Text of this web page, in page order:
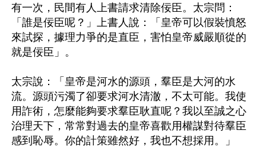
有一次，民間有人上書請求清除佞臣。太宗問：
「誰是佞臣呢？」上書人說：「皇帝可以假裝憤怒
來試探，據理力爭的是直臣，害怕皇帝威嚴順從的
就是佞臣」。
太宗說：「皇帝是河水的源頭，羣臣是大河的水
流。源頭污濁了卻要求河水清澈，不太可能。我使
用詐術，怎麼能夠要求羣臣耿直呢？我以至誠之心
治理天下，常常對過去的皇帝喜歡用權謀對待羣臣
感到恥辱。你的計策雖然好，我也不想採用。」